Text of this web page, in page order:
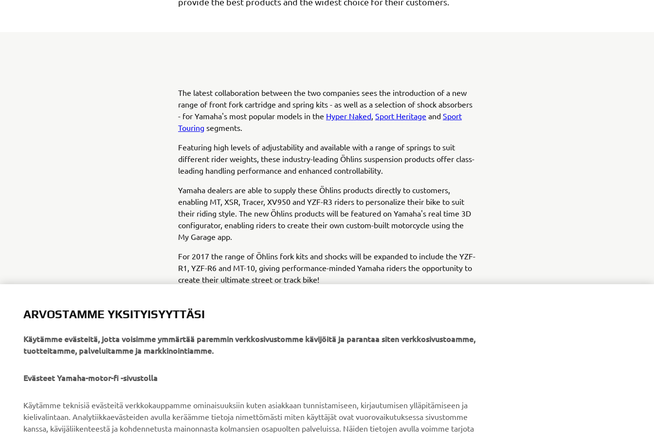
The latest collaboration between the two companies sees the introduction of a new
range of front fork cartridge and spring kits - as well as a selection of shock absorbers
- for Yamaha's most popular models in the Hyper Naked, Sport Heritage and Sport
Touring segments.
Featuring high levels of adjustability and available with a range of springs to suit
different rider weights, these industry-leading Öhlins suspension products offer class-
leading handling performance and enhanced controllability.
Yamaha dealers are able to supply these Öhlins products directly to customers,
enabling MT, XSR, Tracer, XV950 and YZF-R3 riders to personalize their bike to suit
their riding style. The new Öhlins products will be featured on Yamaha's real time 3D
configurator, enabling riders to create their own custom-built motorcycle using the
My Garage app.
For 2017 the range of Öhlins fork kits and shocks will be expanded to include the YZF-
R1, YZF-R6 and MT-10, giving performance-minded Yamaha riders the opportunity to
create their ultimate street or track bike!
Uutiset
Tapahtumat
Viranomaiset
Golfkentät
Yamaha Racing
Varaosaluettelo
Huolto
erikoistapahtumista, uusista julkaisuista ja paljon muuta...
ARVOSTAMME YKSITYISYYTTÄSI
Käytämme evästeitä, jotta voisimme ymmärtää paremmin verkkosivustomme kävijöitä ja parantaa siten verkkosivustoamme,
tuotteitamme, palveluitamme ja markkinointiamme.
Evästeet Yamaha-motor-fi -sivustolla
Käytämme teknisiä evästeitä verkkokauppamme ominaisuuksiin kuten asiakkaan tunnistamiseen, kirjautumisen ylläpitämiseen ja
kielivalintaan. Analytiikkaevästeiden avulla keräämme tietoja nimettömästi miten käyttäjät ovat vuorovaikutuksessa sivustomme
kanssa, kävijäliikenteestä ja kohdennetusta mainonnasta kolmansien osapuolten palveluissa. Näiden tietojen avulla voimme tarjota